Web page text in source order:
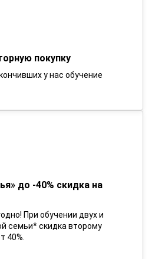
покупку
у нас обучение
до -40% скидка на
При обучении двух и
семьи* скидка второму
40%.